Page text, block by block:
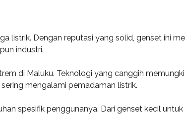
listrik. Dengan reputasi yang solid, genset ini
industri.
di Maluku. Teknologi yang canggih
mengalami pemadaman listrik.
spesifik penggunanya. Dari genset kecil